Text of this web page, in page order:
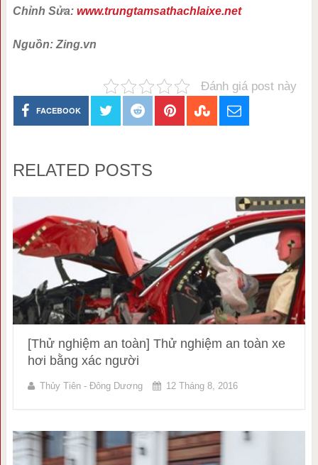
Chỉnh Sửa: www.trungtamsathachlaixe.net
Nguồn: Zing.vn
Đánh giá post này
FACEBOOK
RELATED POSTS
[Thử nghiệm an toàn] Thử nghiệm an toàn xe
hơi bằng xác người
Thủy Tiên - Đông Dương 12 Tháng 8, 2016